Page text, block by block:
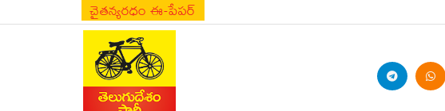
చైతన్యరధం ఈ-పేపర్